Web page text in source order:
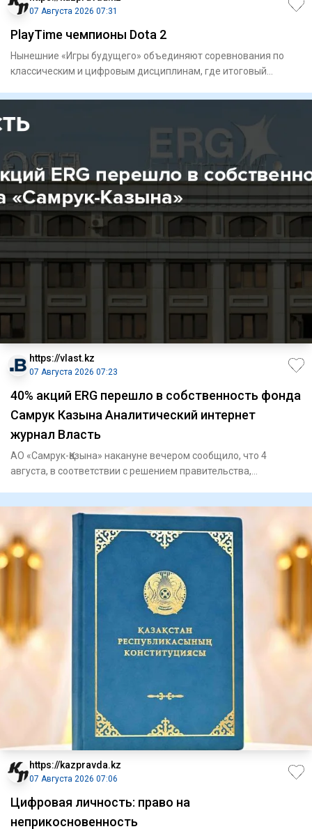
07 Августа 2026 07:31
PlayTime чемпионы Dota 2
Нынешние «Игры будущего» объединяют соревнования по
классическим и цифровым дисциплинам, где итоговый
https://vlast.kz
07 Августа 2026 07:23
40% акций ERG перешло в собственность фонда
Самрук Казына Аналитический интернет
журнал Власть
АО «Самрук-Қазына» накануне вечером сообщило, что 4
августа, в соответствии с решением правительства,
https://kazpravda.kz
07 Августа 2026 07:06
Цифровая личность: право на
неприкосновенность